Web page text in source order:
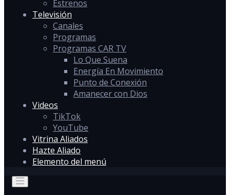
Estrenos
Televisión
Canales
Programas
Programas CAR TV
Lo Que Suena
Energía En Movimiento
Punto de Conexión
Amanecer con Dios
Videos
TikTok
YouTube
Vitrina Aliados
Hazte Aliado
Elemento del menú